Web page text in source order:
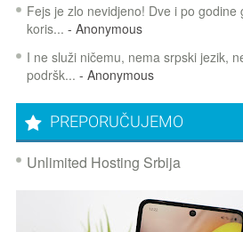
Fejs je zlo nevidjeno! Dve i po godine
koris... - Anonymous
I ne služi ničemu, nema srpski jezik,
podršk... - Anonymous
PREPORUČUJEMO
Unlimited Hosting Srbija